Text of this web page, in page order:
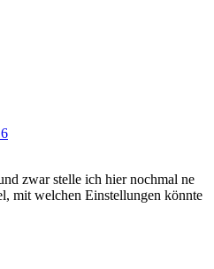
zwar stelle ich hier nochmal ne
mit welchen Einstellungen könnte